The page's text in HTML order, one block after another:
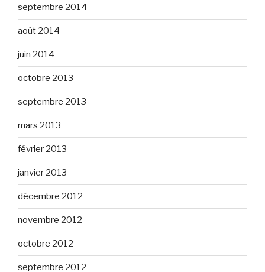
septembre 2014
août 2014
juin 2014
octobre 2013
septembre 2013
mars 2013
février 2013
janvier 2013
décembre 2012
novembre 2012
octobre 2012
septembre 2012